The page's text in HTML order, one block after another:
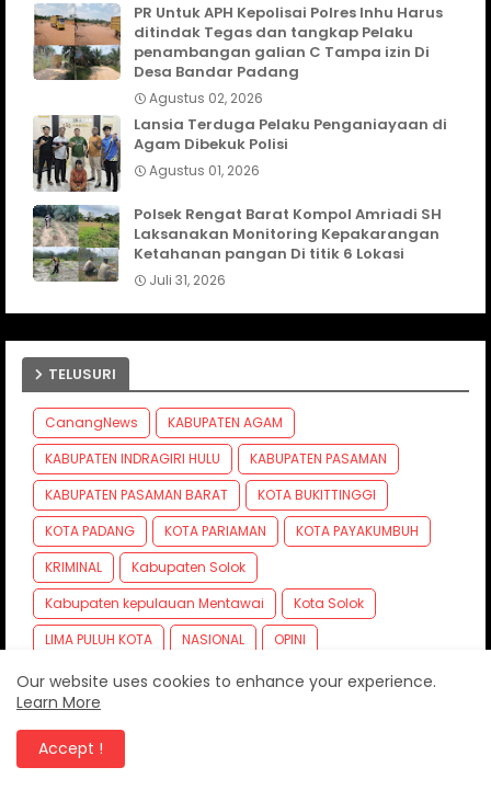
PR Untuk APH Kepolisai Polres Inhu Harus
ditindak Tegas dan tangkap Pelaku
penambangan galian C Tampa izin Di
Desa Bandar Padang
Agustus 02, 2026
Lansia Terduga Pelaku Penganiayaan di
Agam Dibekuk Polisi
Agustus 01, 2026
Polsek Rengat Barat Kompol Amriadi SH
Laksanakan Monitoring Kepakarangan
Ketahanan pangan Di titik 6 Lokasi
Juli 31, 2026
TELUSURI
CanangNews
KABUPATEN AGAM
KABUPATEN INDRAGIRI HULU
KABUPATEN PASAMAN
KABUPATEN PASAMAN BARAT
KOTA BUKITTINGGI
KOTA PADANG
KOTA PARIAMAN
KOTA PAYAKUMBUH
KRIMINAL
Kabupaten Solok
Kabupaten kepulauan Mentawai
Kota Solok
LIMA PULUH KOTA
NASIONAL
OPINI
PADANG PARIAMAN
PARIWISATA PERISTIWA
TNI
Wisata
Our website uses cookies to enhance your experience.
Learn More
Accept !